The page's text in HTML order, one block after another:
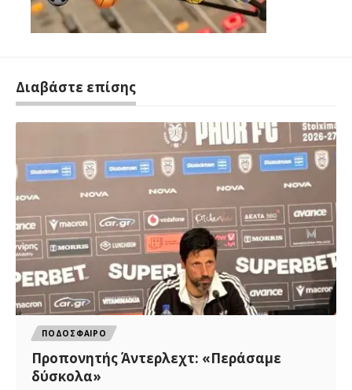
Διαβάστε επίσης
ΠΟΔΟΣΦΑΙΡΟ
Προπονητής Άντερλεχτ: «Περάσαμε
δύσκολα»